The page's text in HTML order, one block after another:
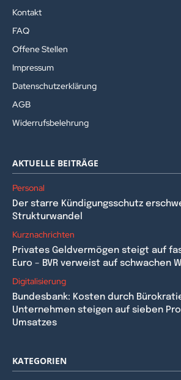
Kontakt
FAQ
Offene Stellen
Impressum
Datenschutzerklärung
AGB
Widerrufsbelehrung
AKTUELLE BEITRÄGE
Personal
Der starre Kündigungsschutz
Strukturwandel
Kurznachrichten
Privates Geldvermögen steigt auf
Euro – BVR verweist auf schwachen
Digitalisierung
Bundesbank: Kosten durch
Unternehmen steigen auf sieben
Umsatzes
KATEGORIEN